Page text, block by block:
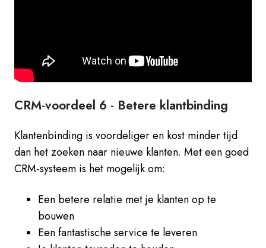
CRM-voordeel 6 - Betere klantbinding
Klantenbinding is voordeliger en kost minder tijd
dan het zoeken naar nieuwe klanten. Met een goed
CRM-systeem is het mogelijk om:
Een betere relatie met je klanten op te
bouwen
Een fantastische service te leveren